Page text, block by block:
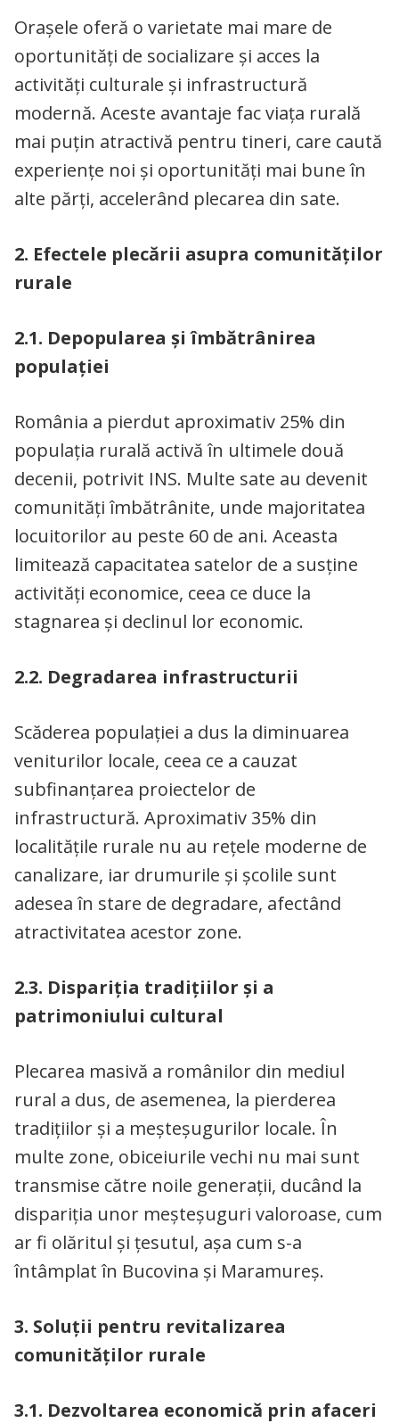
Orașele oferă o varietate mai mare de
oportunități de socializare și acces la
activități culturale și infrastructură
modernă. Aceste avantaje fac viața rurală
mai puțin atractivă pentru tineri, care caută
experiențe noi și oportunități mai bune în
alte părți, accelerând plecarea din sate.
2. Efectele plecării asupra comunităților
rurale
2.1. Depopularea și îmbătrânirea
populației
România a pierdut aproximativ 25% din
populația rurală activă în ultimele două
decenii, potrivit INS. Multe sate au devenit
comunități îmbătrânite, unde majoritatea
locuitorilor au peste 60 de ani. Aceasta
limitează capacitatea satelor de a susține
activități economice, ceea ce duce la
stagnarea și declinul lor economic.
2.2. Degradarea infrastructurii
Scăderea populației a dus la diminuarea
veniturilor locale, ceea ce a cauzat
subfinanțarea proiectelor de
infrastructură. Aproximativ 35% din
localitățile rurale nu au rețele moderne de
canalizare, iar drumurile și școlile sunt
adesea în stare de degradare, afectând
atractivitatea acestor zone.
2.3. Dispariția tradițiilor și a
patrimoniului cultural
Plecarea masivă a românilor din mediul
rural a dus, de asemenea, la pierderea
tradițiilor și a meșteșugurilor locale. În
multe zone, obiceiurile vechi nu mai sunt
transmise către noile generații, ducând la
dispariția unor meșteșuguri valoroase, cum
ar fi olăritul și țesutul, așa cum s-a
întâmplat în Bucovina și Maramureș.
3. Soluții pentru revitalizarea
comunităților rurale
3.1. Dezvoltarea economică prin afaceri